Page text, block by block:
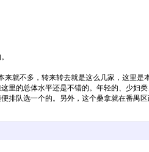
事的。
分
，转来转去就是这么几家，这里是本
里的总体水平还是不错的。年轻的、少
排队选一个的。另外，这个桑拿就在番